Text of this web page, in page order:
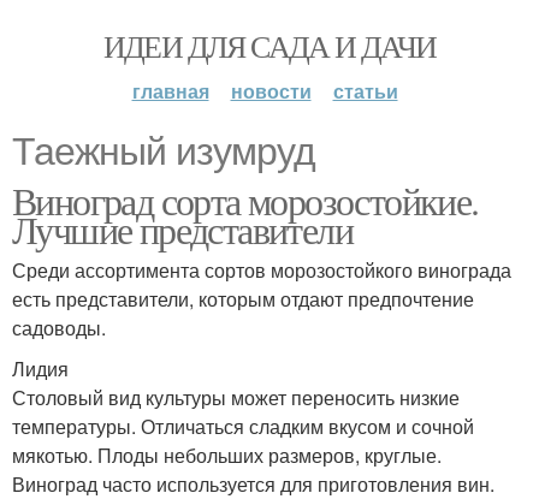
ИДЕИ ДЛЯ САДА И ДАЧИ
главная новости статьи
Таежный изумруд
Виноград сорта морозостойкие.
Лучшие представители
Среди ассортимента сортов морозостойкого винограда
есть представители, которым отдают предпочтение
садоводы.
Лидия
Столовый вид культуры может переносить низкие
температуры. Отличаться сладким вкусом и сочной
мякотью. Плоды небольших размеров, круглые.
Виноград часто используется для приготовления вин.